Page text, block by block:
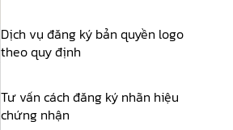
Dịch vụ đăng ký bản quyền logo
theo quy định
Tư vấn cách đăng ký nhãn hiệu
chứng nhận